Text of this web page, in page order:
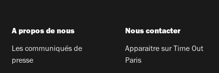
A propos de nous
Les communiqués de
presse
Nous contacter
Apparaitre sur Time Out
Paris